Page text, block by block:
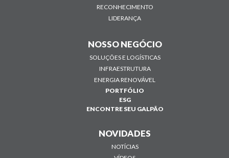
RECONHECIMENTO
LIDERANÇA
NOSSO NEGÓCIO
SOLUÇÕES E LOGÍSTICAS
INFRAESTRUTURA
ENERGIA RENOVÁVEL
PORTFÓLIO
ESG
ENCONTRE SEU GALPÃO
NOVIDADES
NOTÍCIAS